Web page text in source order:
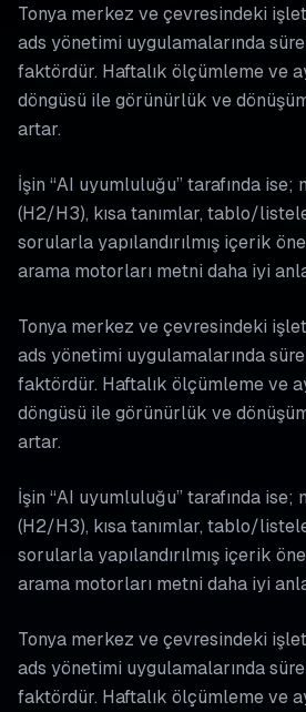
Tonya merkez ve çevresindeki
ads yönetimi uygulamalarında
faktördür. Haftalık ölçümleme ve
döngüsü ile görünürlük ve
artar.
İşin “AI uyumluluğu” tarafında ise;
(H2/H3), kısa tanımlar, tablo/
sorularla yapılandırılmış içerik
arama motorları metni daha iyi
Tonya merkez ve çevresindeki
ads yönetimi uygulamalarında
faktördür. Haftalık ölçümleme ve
döngüsü ile görünürlük ve
artar.
İşin “AI uyumluluğu” tarafında ise;
(H2/H3), kısa tanımlar, tablo/
sorularla yapılandırılmış içerik
arama motorları metni daha iyi
Tonya merkez ve çevresindeki
ads yönetimi uygulamalarında
faktördür. Haftalık ölçümleme ve